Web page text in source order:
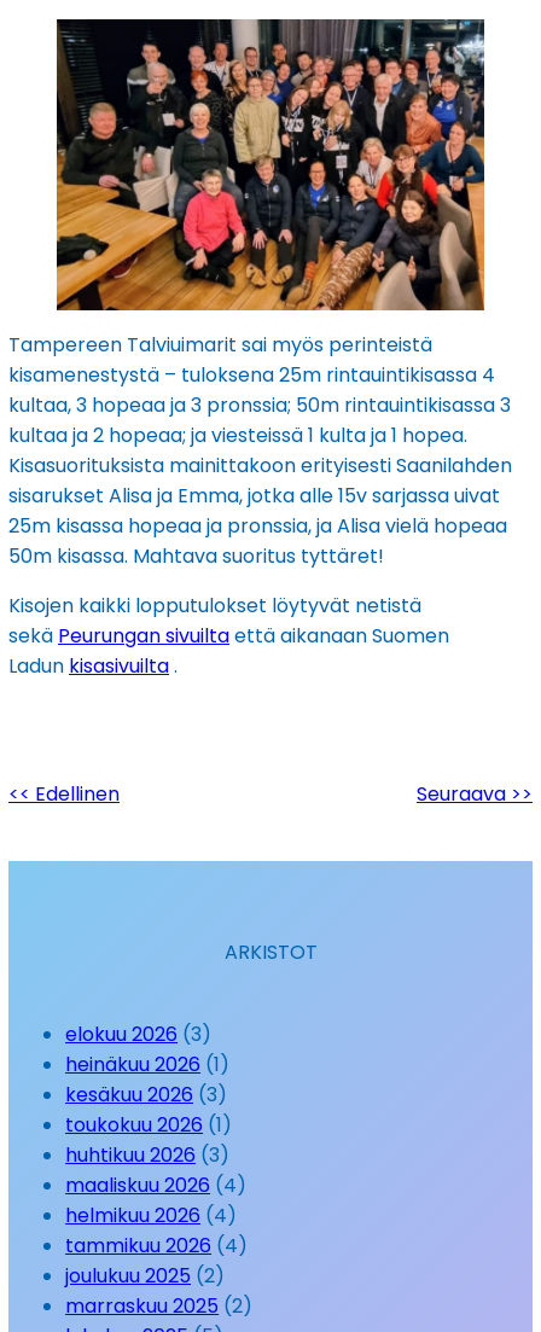
Tampereen Talviuimarit sai myös perinteistä
kisamenestystä – tuloksena 25m rintauintikisassa 4
kultaa, 3 hopeaa ja 3 pronssia; 50m rintauintikisassa 3
kultaa ja 2 hopeaa; ja viesteissä 1 kulta ja 1 hopea.
Kisasuorituksista mainittakoon erityisesti Saanilahden
sisarukset Alisa ja Emma, jotka alle 15v sarjassa uivat
25m kisassa hopeaa ja pronssia, ja Alisa vielä hopeaa
50m kisassa. Mahtava suoritus tyttäret!
Kisojen kaikki lopputulokset löytyvät netistä
sekä Peurungan sivuiltaettä aikanaan Suomen
Ladun kisasivuilta.
<< Edellinen Seuraava >>
ARKISTOT
elokuu 2026 (3)
heinäkuu 2026 (1)
kesäkuu 2026 (3)
toukokuu 2026 (1)
huhtikuu 2026 (3)
maaliskuu 2026 (4)
helmikuu 2026 (4)
tammikuu 2026 (4)
joulukuu 2025 (2)
marraskuu 2025 (2)